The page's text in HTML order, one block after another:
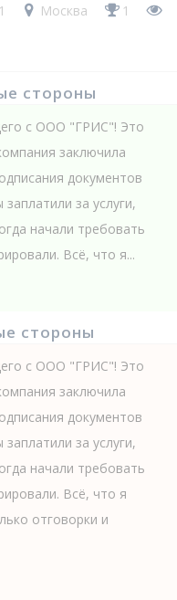
Москва
1
стороны
с ООО "ГРИС"! Это
заключила
документов
за услуги,
начали требовать
Всё, что я...
стороны
с ООО "ГРИС"! Это
заключила
документов
за услуги,
начали требовать
Всё, что я
отговорки и